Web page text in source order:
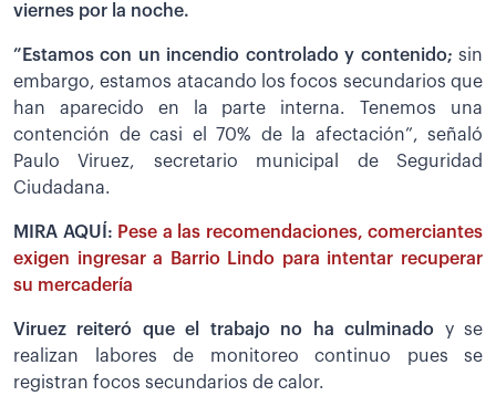
viernes por la noche.
”Estamos con un incendio controlado y contenido; sin
embargo, estamos atacando los focos secundarios que
han aparecido en la parte interna. Tenemos una
contención de casi el 70% de la afectación”, señaló
Paulo Viruez, secretario municipal de Seguridad
Ciudadana.
MIRA AQUÍ: Pese a las recomendaciones, comerciantes
exigen ingresar a Barrio Lindo para intentar recuperar
su mercadería
Viruez reiteró que el trabajo no ha culminado y se
realizan labores de monitoreo continuo pues se
registran focos secundarios de calor.